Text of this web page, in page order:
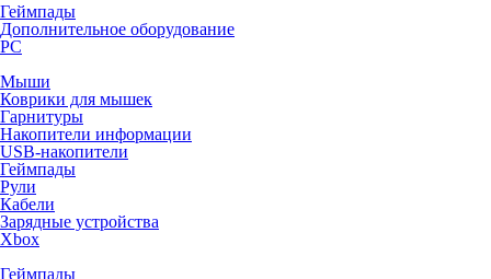
Геймпады
Дополнительное оборудование
PC
Мыши
Коврики для мышек
Гарнитуры
Накопители информации
USB-накопители
Геймпады
Рули
Кабели
Зарядные устройства
Xbox
Геймпады